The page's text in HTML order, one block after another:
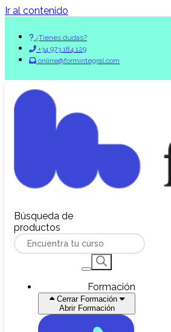
Ir al contenido
¿Tienes dudas?
+34 973 184 129
online@formintegral.com
Búsqueda de
productos
Formación
Cerrar Formación
Abrir Formación